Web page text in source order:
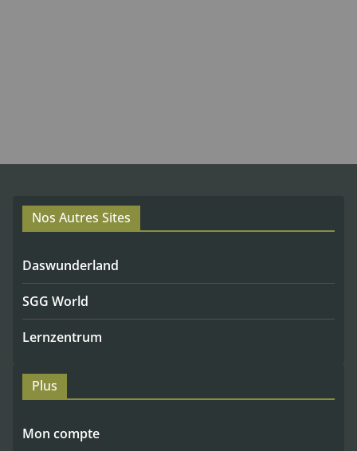
Nos Autres Sites
Daswunderland
SGG World
Lernzentrum
Plus
Mon compte